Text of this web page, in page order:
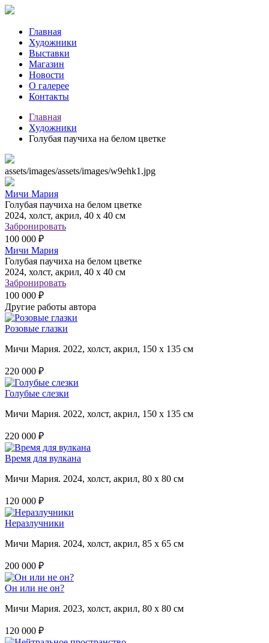
Главная
Художники
Выставки
Магазин
Новости
О галерее
Контакты
Главная
Художники
Голубая паучиха на белом цветке
assets/images/assets/images/w9ehk1.jpg
Мичи Мария
Голубая паучиха на белом цветке
2024, холст, акрил, 40 х 40 см
Забронировать
100 000 ₽
Мичи Мария
Голубая паучиха на белом цветке
2024, холст, акрил, 40 х 40 см
Забронировать
100 000 ₽
Другие работы автора
Розовые глазки
Мичи Мария. 2022, холст, акрил, 150 х 135 см
220 000 ₽
Голубые слезки
Мичи Мария. 2022, холст, акрил, 150 х 135 см
220 000 ₽
Время для вулкана
Мичи Мария. 2024, холст, акрил, 80 х 80 см
120 000 ₽
Неразлучники
Мичи Мария. 2024, холст, акрил, 85 х 65 см
200 000 ₽
Он или не он?
Мичи Мария. 2023, холст, акрил, 80 х 80 см
120 000 ₽